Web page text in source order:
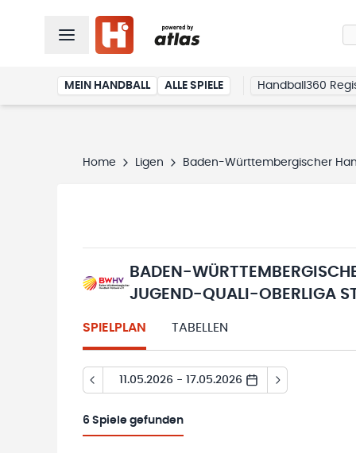
MEIN HANDBALL ALLE SPIELE Handball360
Home Ligen Baden-Württembergischer
BADEN-
JUGEND-QUALI-OBERLIGA
SPIELPLAN TABELLEN
11.05.2026 - 17.05.2026
6 Spiele gefunden